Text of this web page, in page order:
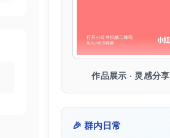
作品展示 · 灵感分享
🎉 群内日常